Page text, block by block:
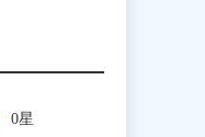
0星